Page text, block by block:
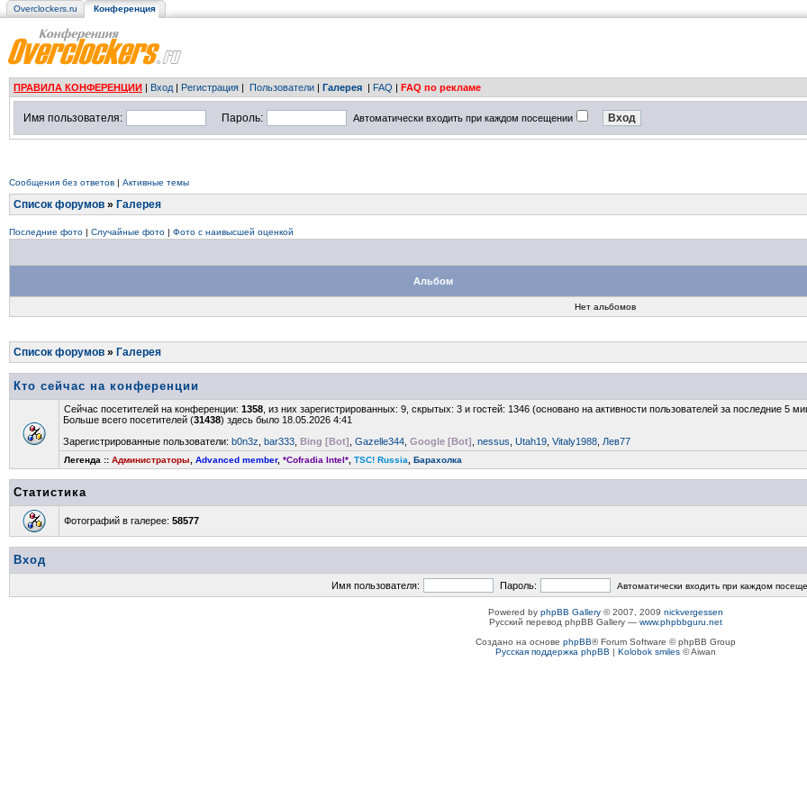
Overclockers.ru Конференция
ПРАВИЛА КОНФЕРЕНЦИИ | Вход | Регистрация | Пользователи | Галерея | FAQ | FAQ по рекламе
Имя пользователя: Пароль: Автоматически входить при каждом посещении
Сообщения без ответов | Активные темы
Список форумов » Галерея
Последние фото | Случайные фото | Фото с наивысшей оценкой
Альбом
Нет альбомов
Список форумов » Галерея
Кто сейчас на конференции
Сейчас посетителей на конференции: 1358 , из них зарегистрированных: 9, скрытых: 3 и гостей: 1346 (основано на активности пользователей за последние 5
Больше всего посетителей (31438) здесь было 18.05.2026 4:41
Зарегистрированные пользователи: b0n3z bar333 Bing [Bot] Gazelle344 Google [Bot] nessus Utah19 Vitaly1988 Лев77
Легенда :: Администраторы Advanced member, *Cofradia Intel* TSC! Russia Барахолка
Статистика
Фотографий в галерее: 58577
Вход
Имя пользователя: Пароль: Автоматически входить при каждом
Powered by phpBB Gallery© 2007, 2009 nickvergessen
Русский перевод phpBB Gallery — www.phpbbguru.net
Создано на основе phpBB® Forum Software © phpBB Group
Русская поддержка phpBB | Kolobok smiles© Aiwan